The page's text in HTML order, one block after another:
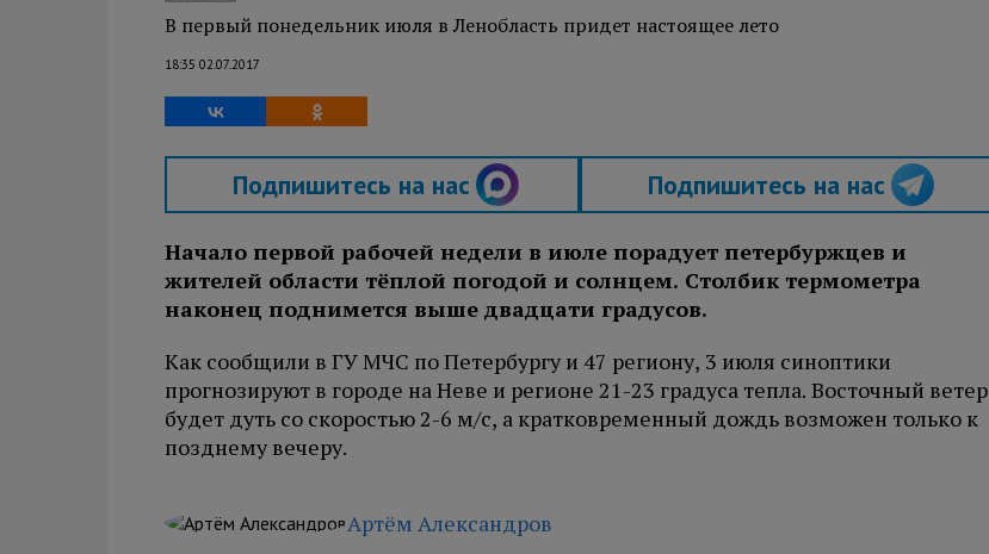
В первый понедельник июля в Ленобласть придет настоящее лето
18:35 02.07.2017
Подпишитесь на нас Подпишитесь на нас
Начало первой рабочей недели в июле порадует петербуржцев и
жителей области тёплой погодой и солнцем. Столбик термометра
наконец поднимется выше двадцати градусов.
Как сообщили в ГУ МЧС по Петербургу и 47 региону, 3 июля синоптики
прогнозируют в городе на Неве и регионе 21-23 градуса тепла. Восточный ветер
будет дуть со скоростью 2-6 м/с, а кратковременный дождь возможен только к
позднему вечеру.
Артём Александров